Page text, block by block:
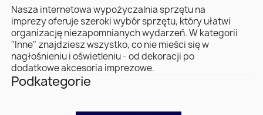
Nasza internetowa wypożyczalnia sprzętu na
imprezy oferuje szeroki wybór sprzętu, który ułatwi
organizację niezapomnianych wydarzeń. W kategorii
"Inne" znajdziesz wszystko, co nie mieści się w
nagłośnieniu i oświetleniu - od dekoracji po
dodatkowe akcesoria imprezowe.
Podkategorie